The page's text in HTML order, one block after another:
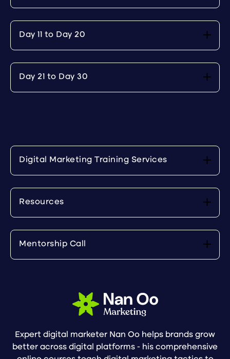
Day 11 to Day 20
Day 21 to Day 30
Digital Marketing Training Services
Resources
Mentorship Call
Expert digital marketer Nan Oo helps brands grow
better across digital platforms - his comprehensive